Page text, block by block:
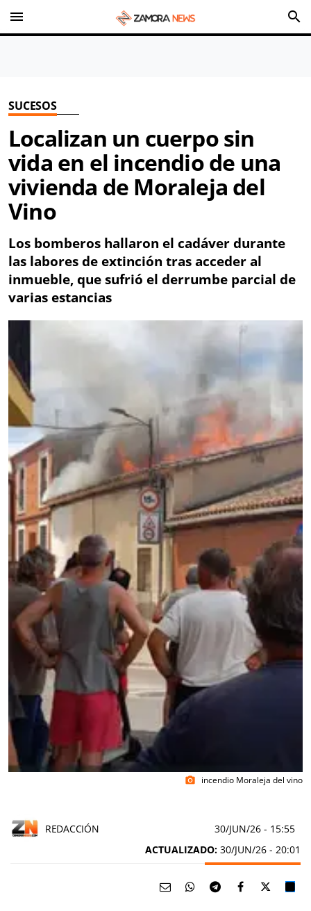
menu search
SUCESOS
Localizan un cuerpo sin
vida en el incendio de una
vivienda de Moraleja del
Vino
Los bomberos hallaron el cadáver durante
las labores de extinción tras acceder al
inmueble, que sufrió el derrumbe parcial de
varias estancias
photo_camera incendio Moraleja del vino
REDACCIÓN 30/JUN/26 - 15:55
ACTUALIZADO: 30/JUN/26 - 20:01